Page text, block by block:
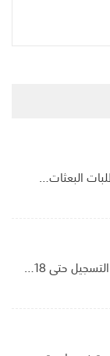
البعثات…
حتى 18…